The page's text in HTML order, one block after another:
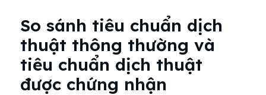
So sánh tiêu chuẩn dịch
thuật thông thường và
tiêu chuẩn dịch thuật
được chứng nhận